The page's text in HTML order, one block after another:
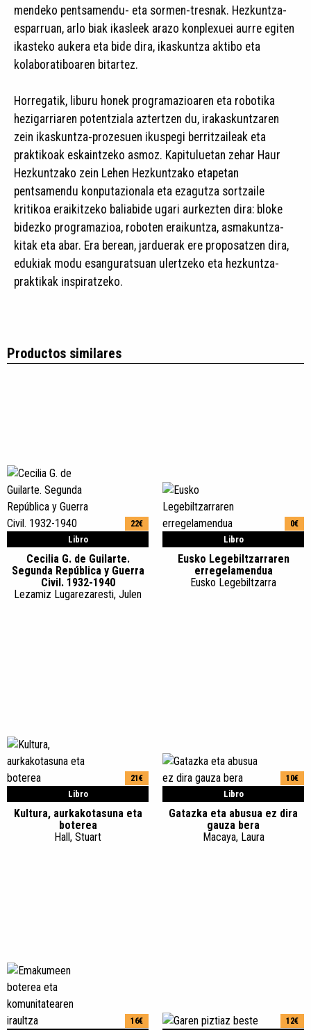
mendeko pentsamendu- eta sormen-tresnak. Hezkuntza-
esparruan, arlo biak ikasleek arazo konplexuei aurre egiten
ikasteko aukera eta bide dira, ikaskuntza aktibo eta
kolaboratiboaren bitartez.
Horregatik, liburu honek programazioaren eta robotika
hezigarriaren potentziala aztertzen du, irakaskuntzaren
zein ikaskuntza-prozesuen ikuspegi berritzaileak eta
praktikoak eskaintzeko asmoz. Kapituluetan zehar Haur
Hezkuntzako zein Lehen Hezkuntzako etapetan
pentsamendu konputazionala eta ezagutza sortzaile
kritikoa eraikitzeko baliabide ugari aurkezten dira: bloke
bidezko programazioa, roboten eraikuntza, asmakuntza-
kitak eta abar. Era berean, jarduerak ere proposatzen dira,
edukiak modu esanguratsuan ulertzeko eta hezkuntza-
praktikak inspiratzeko.
Productos similares
Libro
22€
Cecilia G. de Guilarte.
Segunda República y Guerra
Civil. 1932-1940
Lezamiz Lugarezaresti, Julen
Libro
0€
Eusko Legebiltzarraren
erregelamendua
Eusko Legebiltzarra
Libro
21€
Kultura, aurkakotasuna eta
boterea
Hall, Stuart
Libro
10€
Gatazka eta abusua ez dira
gauza bera
Macaya, Laura
16€ 12€